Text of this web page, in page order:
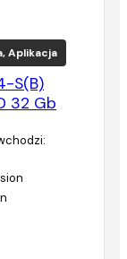
Aplikacja
S(B)
32 Gb